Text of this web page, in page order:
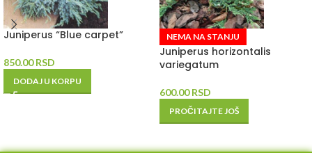
Juniperus “Blue carpet”
850.00RSD
DODAJ U KORPU
NEMA NA STANJU
Juniperus horizontalis
variegatum
600.00RSD
PROČITAJTE JOŠ